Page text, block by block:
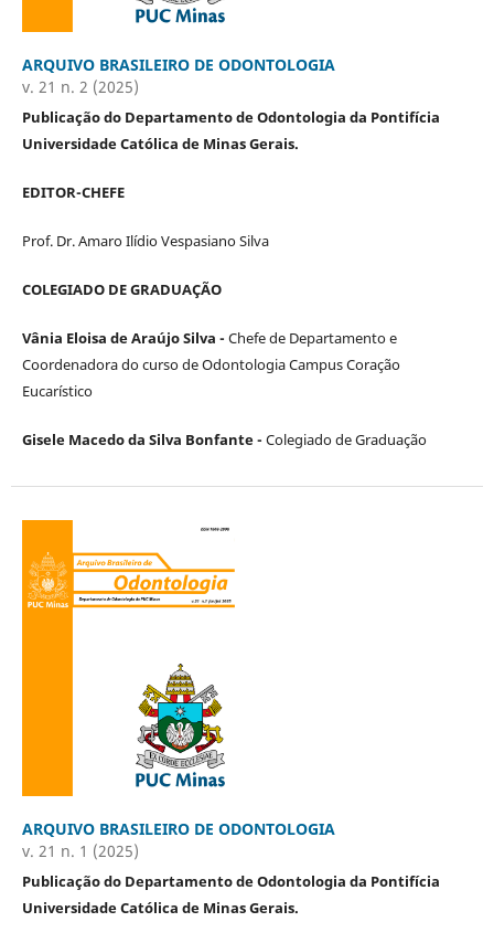
ARQUIVO BRASILEIRO DE ODONTOLOGIA
v. 21 n. 2 (2025)
Publicação do Departamento de Odontologia da Pontifícia
Universidade Católica de Minas Gerais.
EDITOR-CHEFE
Prof. Dr. Amaro Ilídio Vespasiano Silva
COLEGIADO DE GRADUAÇÃO
Vânia Eloisa de Araújo Silva - Chefe de Departamento e
Coordenadora do curso de Odontologia Campus Coração
Eucarístico
Gisele Macedo da Silva Bonfante - Colegiado de Graduação
ARQUIVO BRASILEIRO DE ODONTOLOGIA
v. 21 n. 1 (2025)
Publicação do Departamento de Odontologia da Pontifícia
Universidade Católica de Minas Gerais.